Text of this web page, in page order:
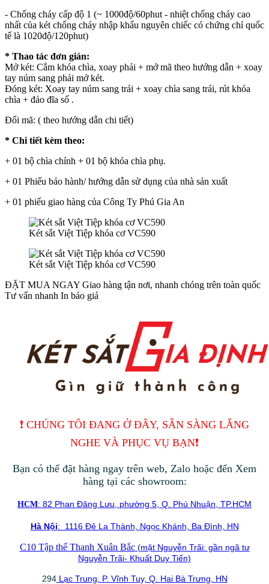
- Chống cháy cấp độ 1 (~ 1000độ/60phut - nhiệt chống cháy cao
nhất của két chống cháy nhập khẩu nguyên chiếc có chứng chỉ quốc
tế là 1020độ/120phut)
* Thao tác đơn giản:
Mở két: Cắm khóa chìa, xoay phải + mở mã theo hướng dẫn + xoay
tay núm sang phải mở két.
Đóng két: Xoay tay núm sang trái + xoay chìa sang trái, rút khóa
chìa + đảo đĩa số .
Đổi mã: ( theo hướng dẫn chi tiết)
* Chi tiết kèm theo:
+ 01 bộ chìa chính + 01 bộ khóa chìa phụ.
+ 01 Phiếu bảo hành/ hướng dẫn sử dụng của nhà sản xuất
+ 01 phiếu giao hàng của Công Ty Phú Gia An
Két sắt Việt Tiệp khóa cơ VC590
Két sắt Việt Tiệp khóa cơ VC590
ĐẶT MUA NGAY Giao hàng tận nơi, nhanh chóng trên toàn quốc
Tư vấn nhanh In báo giá
❗️ CHÚNG TÔI ĐANG Ở ĐÂY, SẴN SÀNG LẮNG
NGHE VÀ PHỤC VỤ BẠN❗️
Bạn có thể đặt hàng ngay trên web, Zalo hoặc đến Xem
hàng tại các showroom:
HCM: 82 Phan Đăng Lưu, phường 5, Q. Phú Nhuận, TP.HCM
Hà Nội: 1116 Đê La Thành, Ngọc Khánh, Ba Đình, HN
C10 Tập thể Thanh Xuân Bắc(mặt Nguyễn Trãi: gần ngã tư
Nguyễn Trãi- Khuất Duy Tiến)
294Lạc Trung, P. Vĩnh Tuy, Q. Hai Bà Trưng, HN